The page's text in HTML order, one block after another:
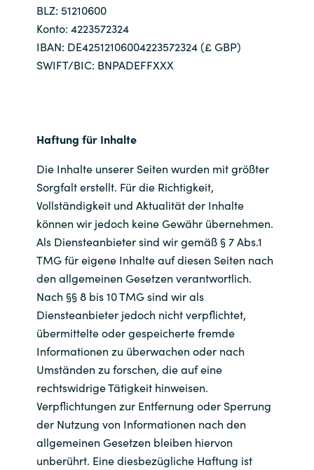
Netherlands
Norway
Poland
Portugal
Qatar
Romania
Serbia
Slovenia
Singapore
Spain
Sri Lanka
BLZ: 51210600
Konto: 4223572324
IBAN: DE42512106004223572324 (£ GBP)
SWIFT/BIC: BNPADEFFXXX
Haftung für Inhalte
Die Inhalte unserer Seiten wurden mit größter
Sorgfalt erstellt. Für die Richtigkeit,
Vollständigkeit und Aktualität der Inhalte
können wir jedoch keine Gewähr übernehmen.
Als Diensteanbieter sind wir gemäß § 7 Abs.1
TMG für eigene Inhalte auf diesen Seiten nach
den allgemeinen Gesetzen verantwortlich.
Nach §§ 8 bis 10 TMG sind wir als
Diensteanbieter jedoch nicht verpflichtet,
übermittelte oder gespeicherte fremde
Informationen zu überwachen oder nach
Umständen zu forschen, die auf eine
rechtswidrige Tätigkeit hinweisen.
Verpflichtungen zur Entfernung oder Sperrung
der Nutzung von Informationen nach den
allgemeinen Gesetzen bleiben hiervon
unberührt. Eine diesbezügliche Haftung ist